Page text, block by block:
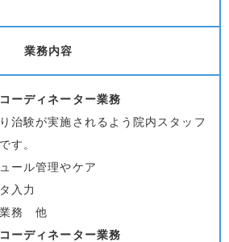
業務内容
ーディネーター業務
治験が実施されるよう院内スタッフ
す。
ール管理やケア
入力
業務 他
ーディネーター業務